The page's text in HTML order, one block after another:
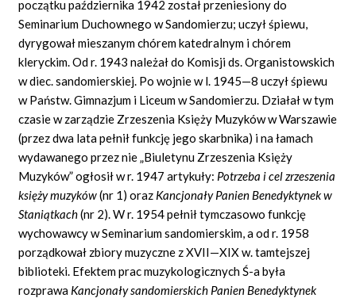
początku października 1942 został przeniesiony do
Seminarium Duchownego w Sandomierzu; uczył śpiewu,
dyrygował mieszanym chórem katedralnym i chórem
kleryckim. Od r. 1943 należał do Komisji ds. Organistowskich
w diec. sandomierskiej. Po wojnie w l. 1945—8 uczył śpiewu
w Państw. Gimnazjum i Liceum w Sandomierzu. Działał w tym
czasie w zarządzie Zrzeszenia Księży Muzyków w Warszawie
(przez dwa lata pełnił funkcję jego skarbnika) i na łamach
wydawanego przez nie „Biuletynu Zrzeszenia Księży
Muzyków” ogłosił w r. 1947 artykuły: Potrzeba i cel zrzeszenia
księży muzyków(nr 1) oraz Kancjonały Panien Benedyktynek w
Staniątkach(nr 2). W r. 1954 pełnił tymczasowo funkcję
wychowawcy w Seminarium sandomierskim, a od r. 1958
porządkował zbiory muzyczne z XVII—XIX w. tamtejszej
biblioteki. Efektem prac muzykologicznych Ś-a była
rozprawa Kancjonały sandomierskich Panien Benedyktynek